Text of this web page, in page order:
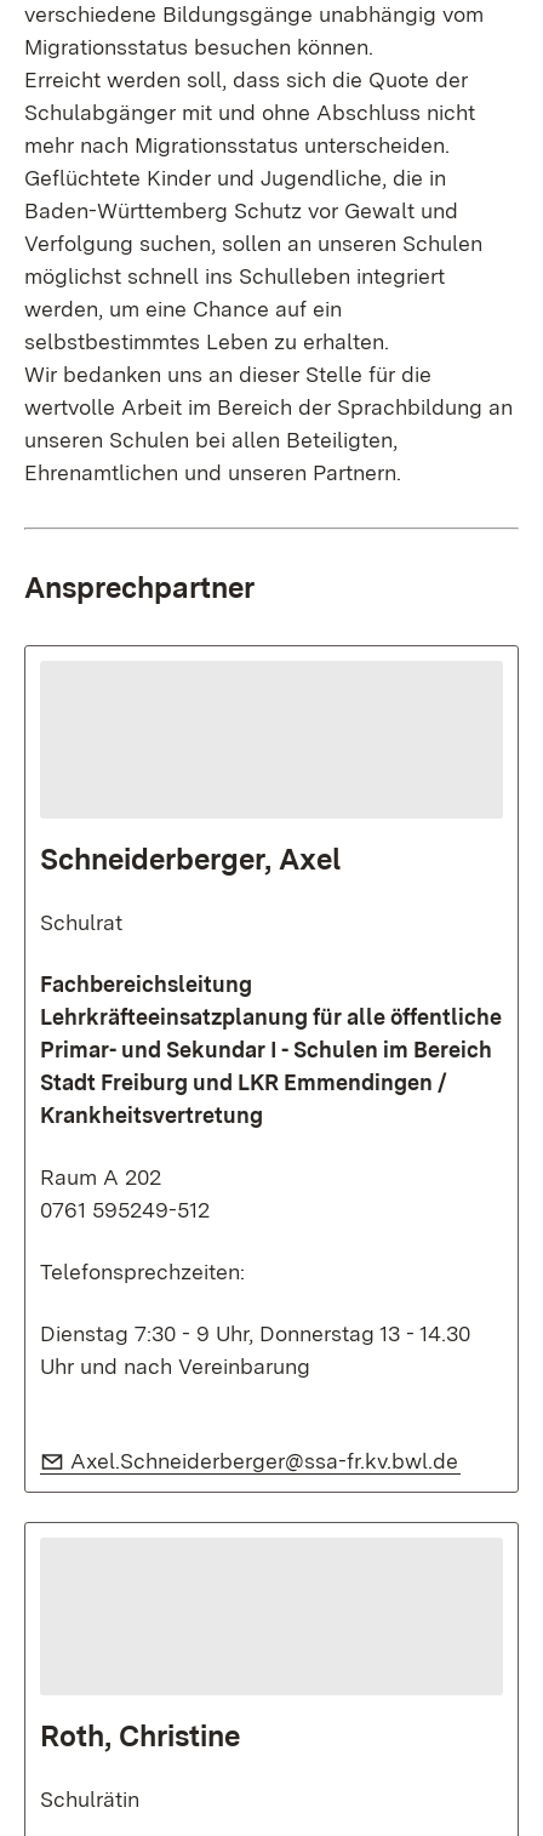
verschiedene Bildungsgänge unabhängig vom
Migrationsstatus besuchen können.
Erreicht werden soll, dass sich die Quote der
Schulabgänger mit und ohne Abschluss nicht
mehr nach Migrationsstatus unterscheiden.
Geflüchtete Kinder und Jugendliche, die in
Baden-Württemberg Schutz vor Gewalt und
Verfolgung suchen, sollen an unseren Schulen
möglichst schnell ins Schulleben integriert
werden, um eine Chance auf ein
selbstbestimmtes Leben zu erhalten.
Wir bedanken uns an dieser Stelle für die
wertvolle Arbeit im Bereich der Sprachbildung an
unseren Schulen bei allen Beteiligten,
Ehrenamtlichen und unseren Partnern.
Ansprechpartner
Schneiderberger, Axel
Schulrat
Fachbereichsleitung
Lehrkräfteeinsatzplanung für alle öffentliche
Primar- und Sekundar I - Schulen im Bereich
Stadt Freiburg und LKR Emmendingen /
Krankheitsvertretung
Raum A 202
0761 595249-512
Telefonsprechzeiten:
Dienstag 7:30 - 9 Uhr, Donnerstag 13 - 14.30
Uhr und nach Vereinbarung
E-Mail:
Axel.Schneiderberger@ssa-fr.kv.bwl.de
Roth, Christine
Schulrätin